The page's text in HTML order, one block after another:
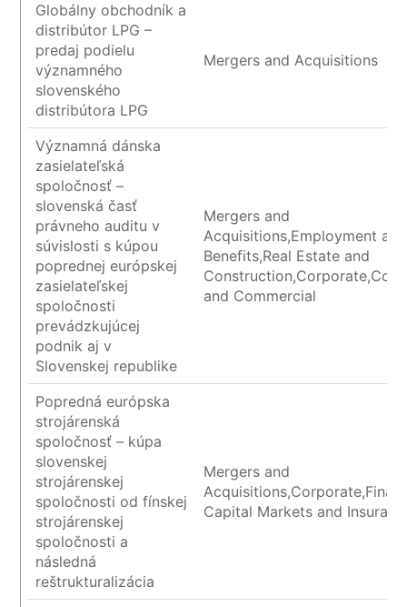
Globálny obchodník a
distribútor LPG –
predaj podielu
významného
slovenského
distribútora LPG
Mergers and Acquisitions
Významná dánska
zasielateľská
spoločnosť –
slovenská časť
právneho auditu v
súvislosti s kúpou
poprednej európskej
zasielateľskej
spoločnosti
prevádzkujúcej
podnik aj v
Slovenskej republike
Mergers and
Acquisitions,Employment and
Benefits,Real Estate and
and Commercial
Popredná európska
strojárenská
spoločnosť – kúpa
slovenskej
strojárenskej
spoločnosti od fínskej
strojárenskej
spoločnosti a
následná
reštrukturalizácia
Mergers and
Capital Markets and